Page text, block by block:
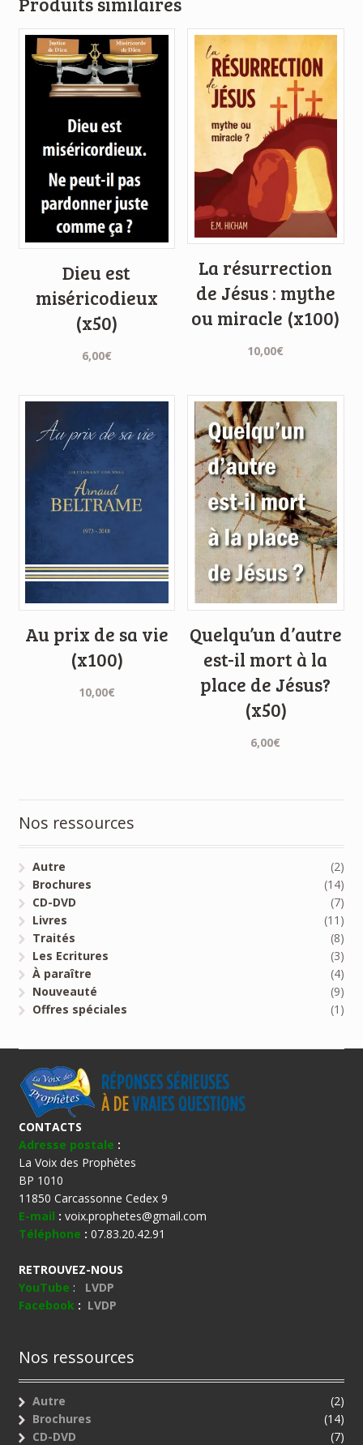
Dieu est
miséricodieux
(x50)
6,00€
La résurrection
de Jésus : mythe
ou miracle (x100)
10,00€
Au prix de sa vie
(x100)
10,00€
Quelqu’un d’autre
est-il mort à la
place de Jésus?
(x50)
6,00€
Nos ressources
Autre
(2)
Brochures
(14)
CD-DVD
(7)
Livres
(11)
Traités
(8)
Les Ecritures
(3)
À paraître
(4)
Nouveauté
(9)
Offres spéciales
(1)
CONTACTS
Adresse postale :
La Voix des Prophètes
BP 1010
11850 Carcassonne Cedex 9
E-mail : voix.prophetes@gmail.com
Téléphone : 07.83.20.42.91
RETROUVEZ-NOUS
YouTube :
LVDP
Facebook : LVDP
Nos ressources
Autre
(2)
Brochures
(14)
CD-DVD
(7)